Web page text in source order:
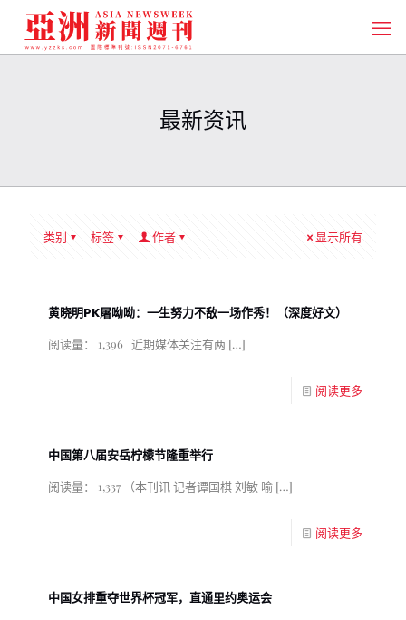
最新资讯
类别 标签 作者 显示所有
黄晓明PK屠呦呦：一生努力不敌一场作秀！（深度好文）
阅读量： 1,396 近期媒体关注有两 […]
阅读更多
中国第八届安岳柠檬节隆重举行
阅读量： 1,337 （本刊讯 记者谭国棋 刘敏 喻 […]
阅读更多
中国女排重夺世界杯冠军，直通里约奥运会